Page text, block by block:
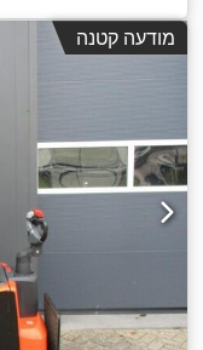
מודעה קטנה